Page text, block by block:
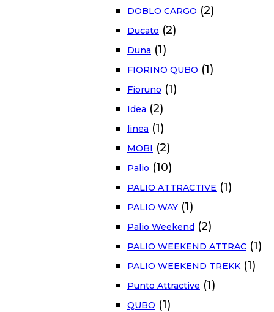
DOBLO CARGO (2)
Ducato (2)
Duna (1)
FIORINO QUBO (1)
Fioruno (1)
Idea (2)
linea (1)
MOBI (2)
Palio (10)
PALIO ATTRACTIVE (1)
PALIO WAY (1)
Palio Weekend (2)
PALIO WEEKEND ATTRAC (1)
PALIO WEEKEND TREKK (1)
Punto Attractive (1)
QUBO (1)